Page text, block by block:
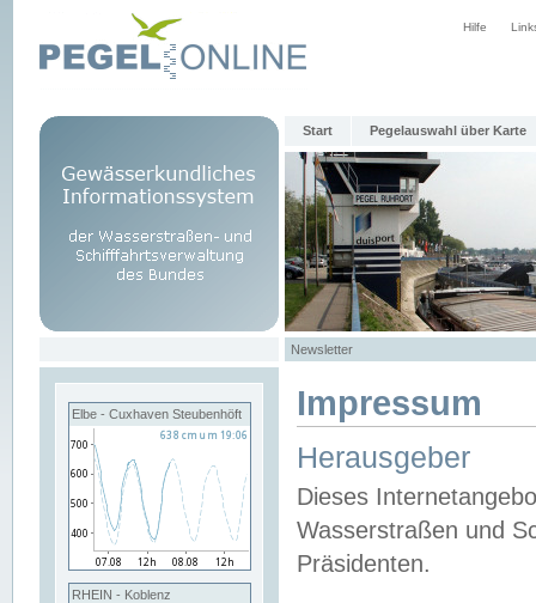
Hilfe
Start Pegelauswahl über Karte
Newsletter
Elbe - Cuxhaven Steubenhöft
RHEIN - Koblenz
Impressum
Herausgeber
Dieses
Wasserstraßen und
Präsidenten.